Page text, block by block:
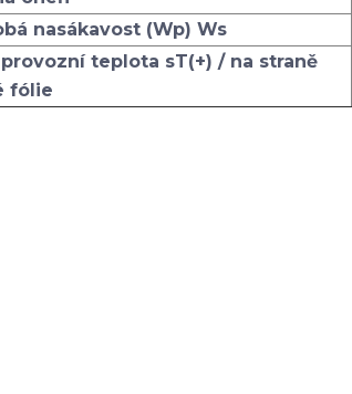
nasákavost (Wp) Ws
teplota sT(+) / na straně
fólie